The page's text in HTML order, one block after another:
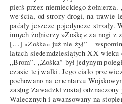
pierś przez niemieckiego żołnierza.
wejścia, od strony drogi, na trawie
padały jeszcze pojedyncze strzały.
innych żołnierzy »Zośkę« za nogi z
[…] »Zośka« już nie żył” –
latach siedemdziesiątych XX wieku
„Brom”. „Zośka” był jedynym
czasie tej walki. Jego ciało
pochowano na cmentarzu
zasług Zawadzki został
Walecznych i awansowany na